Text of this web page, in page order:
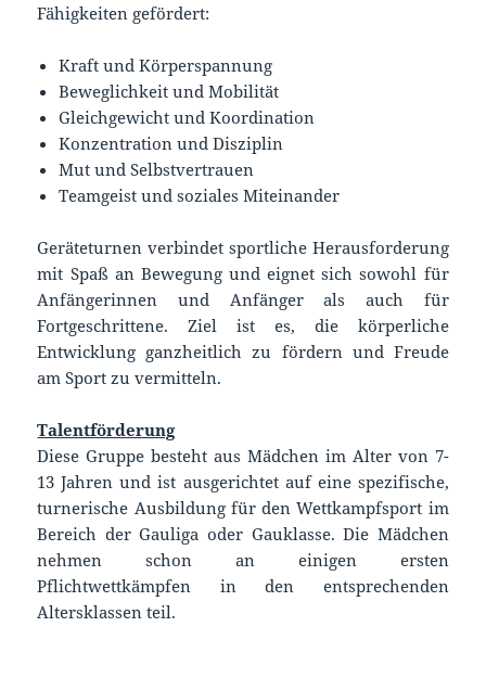
Fähigkeiten gefördert:
Kraft und Körperspannung
Beweglichkeit und Mobilität
Gleichgewicht und Koordination
Konzentration und Disziplin
Mut und Selbstvertrauen
Teamgeist und soziales Miteinander
Geräteturnen verbindet sportliche Herausforderung
mit Spaß an Bewegung und eignet sich sowohl für
Anfängerinnen und Anfänger als auch für
Fortgeschrittene. Ziel ist es, die körperliche
Entwicklung ganzheitlich zu fördern und Freude
am Sport zu vermitteln.
Talentförderung
Diese Gruppe besteht aus Mädchen im Alter von 7-
13 Jahren und ist ausgerichtet auf eine spezifische,
turnerische Ausbildung für den Wettkampfsport im
Bereich der Gauliga oder Gauklasse. Die Mädchen
nehmen schon an einigen ersten
Pflichtwettkämpfen in den entsprechenden
Altersklassen teil.